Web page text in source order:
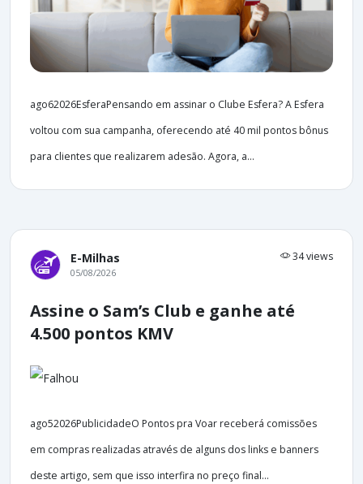
ago62026EsferaPensando em assinar o Clube Esfera? A Esfera
voltou com sua campanha, oferecendo até 40 mil pontos bônus
para clientes que realizarem adesão. Agora, a...
E-Milhas 34 views
05/08/2026
Assine o Sam’s Club e ganhe até
4.500 pontos KMV
ago52026PublicidadeO Pontos pra Voar receberá comissões
em compras realizadas através de alguns dos links e banners
deste artigo, sem que isso interfira no preço final...